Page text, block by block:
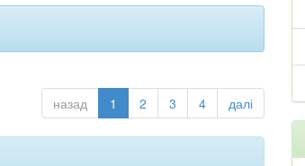
назад 1 2 3 4 далі